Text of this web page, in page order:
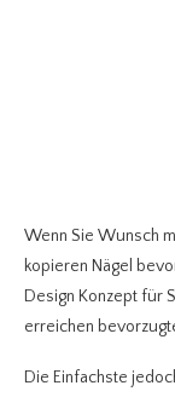
Wenn Sie Wunsch
kopieren Nägel
Design Konzept für
erreichen
Die Einfachste